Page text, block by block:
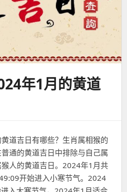
年1月的黄道
道吉日有哪些？生肖属相猴的
通的黄道吉日中排除与自己属
人的黄道吉日。2024年1月共
开始进入小寒节气。2024